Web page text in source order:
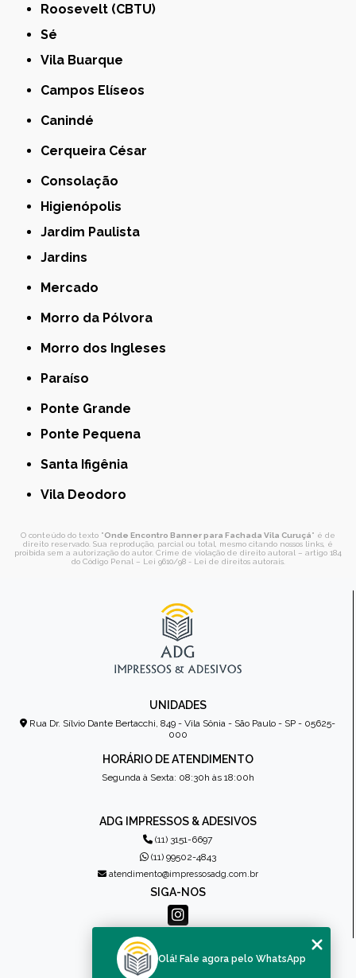
Roosevelt (CBTU)
Sé
Vila Buarque
Campos Elíseos
Canindé
Cerqueira César
Consolação
Higienópolis
Jardim Paulista
Jardins
Mercado
Morro da Pólvora
Morro dos Ingleses
Paraíso
Ponte Grande
Ponte Pequena
Santa Ifigênia
Vila Deodoro
O conteúdo do texto "Onde Encontro Banner para Fachada Vila Curuçá" é de
direito reservado. Sua reprodução, parcial ou total, mesmo citando nossos links, é
proibida sem a autorização do autor. Crime de violação de direito autoral – artigo 184
do Código Penal – Lei 9610/98 - Lei de direitos autorais.
UNIDADES
Rua Dr. Sílvio Dante Bertacchi, 849 - Vila Sônia - São Paulo - SP - 05625-
000
HORÁRIO DE ATENDIMENTO
Segunda à Sexta: 08:30h às 18:00h
ADG IMPRESSOS & ADESIVOS
(11) 3151-6697
(11) 99502-4843
atendimento@impressosadg.com.br
SIGA-NOS
MENU
Olá! Fale agora pelo WhatsApp